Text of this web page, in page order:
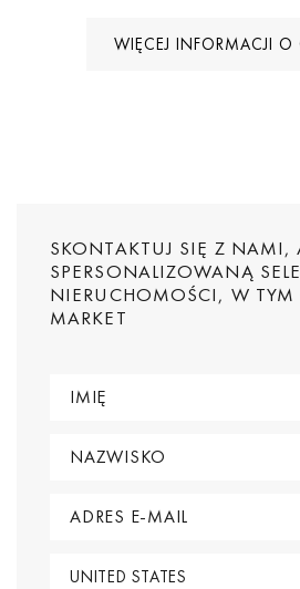
WIĘCEJ INFORMACJI O
SKONTAKTUJ SIĘ Z NAMI,
SPERSONALIZOWANĄ
NIERUCHOMOŚCI, W TYM
MARKET